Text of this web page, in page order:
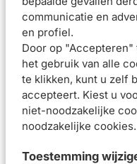
communicatie en
en profiel.
Door op "Accepteren"
het gebruik van alle
te klikken, kunt u zelf
accepteert. Kiest u
niet-noodzakelijke
noodzakelijke cookies.
Toestemming
Van 15,50
€15,50€13,95
In winkelmand
Vichy deodorant
De Vichy deodorant